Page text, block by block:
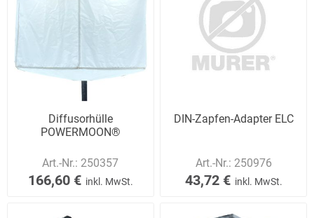
Diffusorhülle
POWERMOON®
Art.-Nr.: 250357
166,60 € inkl. MwSt.
DIN-Zapfen-Adapter ELC
Art.-Nr.: 250976
43,72 € inkl. MwSt.